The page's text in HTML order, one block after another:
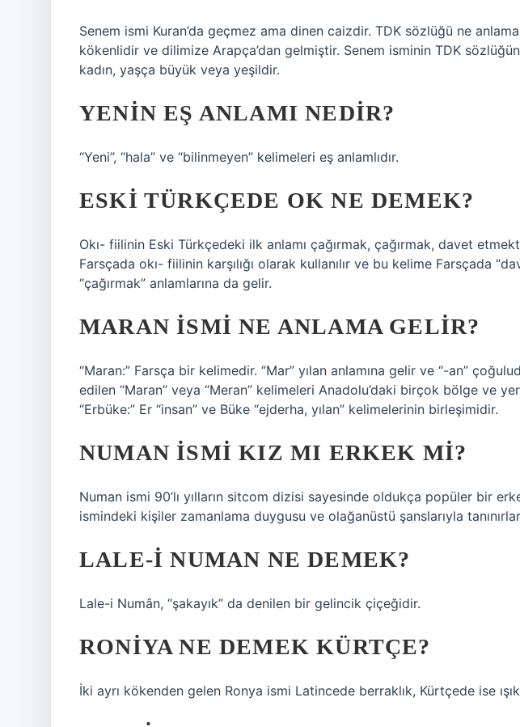
Senem ismi Kuran’da geçmez ama dinen caizdir. TDK sözlüğü ne
kökenlidir ve dilimize Arapça’dan gelmiştir. Senem isminin TDK
kadın, yaşça büyük veya yeşildir.
YENIN EŞ ANLAMI NEDIR?
“Yeni”, “hala” ve “bilinmeyen” kelimeleri eş anlamlıdır.
ESKI TÜRKÇEDE OK NE DEMEK?
Okı- fiilinin Eski Türkçedeki ilk anlamı çağırmak, çağırmak, davet
Farsçada okı- fiilinin karşılığı olarak kullanılır ve bu kelime Farsçada
“çağırmak” anlamlarına da gelir.
MARAN ISMI NE ANLAMA GELIR?
“Maran:” Farsça bir kelimedir. “Mar” yılan anlamına gelir ve “-an”
edilen “Maran” veya “Meran” kelimeleri Anadolu’daki birçok bölge ve
“Erbüke:” Er “insan” ve Büke “ejderha, yılan” kelimelerinin birleşimidir.
NUMAN ISMI KIZ MI ERKEK MI?
Numan ismi 90’lı yılların sitcom dizisi sayesinde oldukça popüler bir
ismindeki kişiler zamanlama duygusu ve olağanüstü şanslarıyla
LALE-I NUMAN NE DEMEK?
Lale-i Numân, “şakayık” da denilen bir gelincik çiçeğidir.
RONIYA NE DEMEK KÜRTÇE?
İki ayrı kökenden gelen Ronya ismi Latincede berraklık, Kürtçede ise